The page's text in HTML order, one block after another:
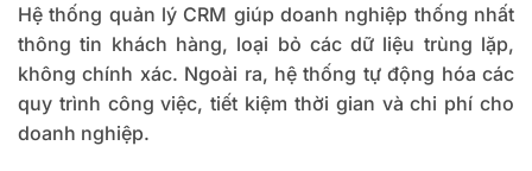
Hệ thống quản lý CRM giúp doanh nghiệp thống nhất
thông tin khách hàng, loại bỏ các dữ liệu trùng lặp,
không chính xác. Ngoài ra, hệ thống tự động hóa các
quy trình công việc, tiết kiệm thời gian và chi phí cho
doanh nghiệp.